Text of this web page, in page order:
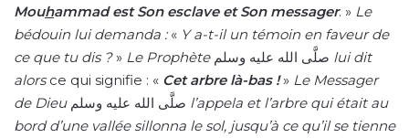
Mouhammad est Son esclave et Son messager. » Le
bédouin lui demanda : « Y a-t-il un témoin en faveur de
ce que tu dis ?» Le Prophète صلَّى الله عليه وسلم lui dit
alorsce qui signifie : « Cet arbre là-bas !» Le Messager
de Dieu صلَّى الله عليه وسلم l’appela et l’arbre qui était au
bord d’une vallée sillonna le sol, jusqu’à ce qu’il se tienne